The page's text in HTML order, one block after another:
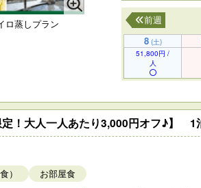
ロ蒸しプラン 前週
8 (土)
51,800円 /
人
！大人一人あたり3,000円オフ♪】 1
）
お部屋食